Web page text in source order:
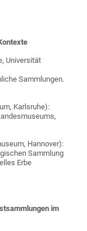
Universität
Sammlungen.
Karlsruhe):
Hannover):
Sammlung
Erbe
im